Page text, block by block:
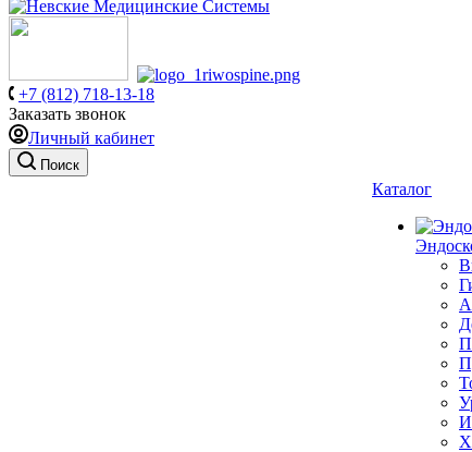
+7 (812) 718-13-18
Заказать звонок
Личный кабинет
Поиск
Каталог